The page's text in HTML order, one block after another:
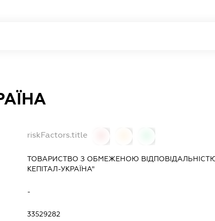
riskFactors.title
ТОВАРИСТВО З ОБМЕЖЕНОЮ
КЕПІТАЛ-УКРАЇНА"
-
33529282